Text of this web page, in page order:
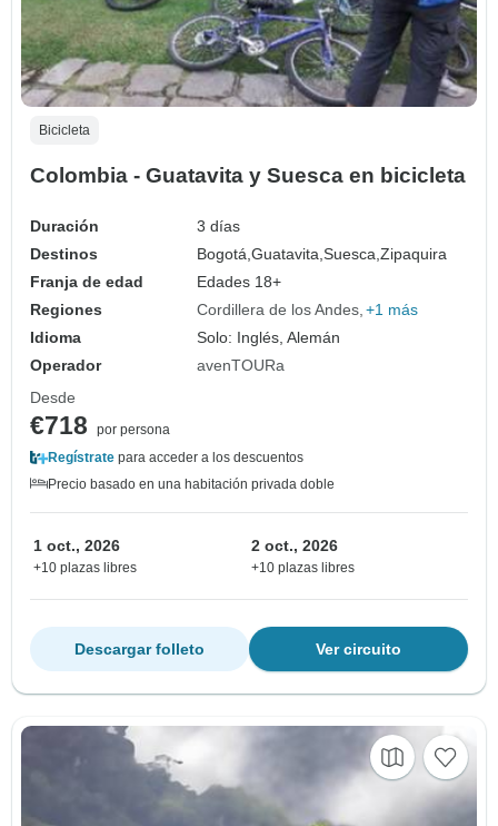
Bicicleta
Colombia - Guatavita y Suesca en bicicleta
Duración
3 días
Destinos
Bogotá,Guatavita,Suesca,Zipaquira
Franja de edad
Edades 18+
Regiones
Cordillera de los Andes +1 más
Idioma
Solo: Inglés, Alemán
Operador
avenTOURa
Desde
€718
por persona
Regístrate para acceder a los descuentos
Precio basado en una habitación privada doble
1 oct., 2026
+10 plazas libres
2 oct., 2026
+10 plazas libres
Ver circuito
Descargar folleto